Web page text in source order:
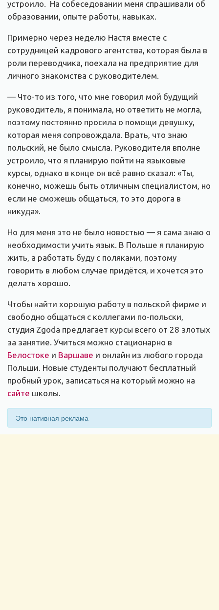
устроило. На собеседовании меня спрашивали об
образовании, опыте работы, навыках.
Примерно через неделю Настя вместе с
сотрудницей кадрового агентства, которая была в
роли переводчика, поехала на предприятие для
личного знакомства с руководителем.
— Что-то из того, что мне говорил мой будущий
руководитель, я понимала, но ответить не могла,
поэтому постоянно просила о помощи девушку,
которая меня сопровождала. Врать, что знаю
польский, не было смысла. Руководителя вполне
устроило, что я планирую пойти на языковые
курсы, однако в конце он всё равно сказал: «Ты,
конечно, можешь быть отличным специалистом, но
если не сможешь общаться, то это дорога в
никуда».
Но для меня это не было новостью — я сама знаю о
необходимости учить язык. В Польше я планирую
жить, а работать буду с поляками, поэтому
говорить в любом случае придётся, и хочется это
делать хорошо.
Чтобы найти хорошую работу в польской фирме и
свободно общаться с коллегами по-польски,
студия Zgoda предлагает курсы всего от 28 злотых
за занятие. Учиться можно стационарно в
Белостоке и Варшаве и онлайн из любого города
Польши. Новые студенты получают бесплатный
пробный урок, записаться на который можно на
сайте школы.
Это нативная реклама